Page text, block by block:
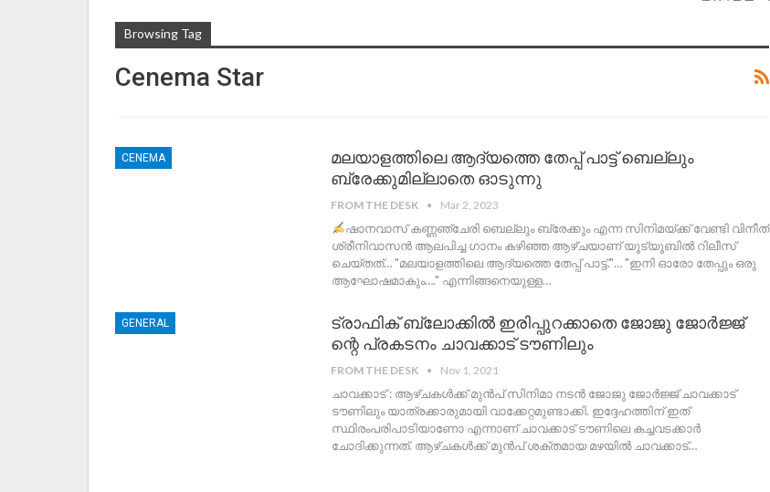
Browsing Tag
Cenema Star
CENEMA
മലയാളത്തിലെ ആദ്യത്തെ തേപ്പ് പാട്ട് ബെല്ലും
ബ്രേക്കുമില്ലാതെ ഓടുന്നു
FROM THE DESK Mar 2, 2023
ഷാനവാസ്‌ കണ്ണഞ്ചേരി ബെല്ലും ബ്രേക്കും എന്ന സിനിമയ്ക്ക് വേണ്ടി വിനീത്
ശ്രീനിവാസൻ ആലപിച്ച ഗാനം കഴിഞ്ഞ ആഴ്ചയാണ് യൂട്യൂബിൽ റിലീസ്
ചെയ്തത്… "മലയാളത്തിലെ ആദ്യത്തെ തേപ്പ് പാട്ട്."… "ഇനി ഓരോ തേപ്പും ഒരു
ആഘോഷമാകും…." എന്നിങ്ങനെയുള്ള…
GENERAL
ട്രാഫിക് ബ്ലോക്കിൽ ഇരിപ്പുറക്കാതെ ജോജു ജോർജ്ജ്
ന്റെ പ്രകടനം ചാവക്കാട് ടൗണിലും
FROM THE DESK Nov 1, 2021
ചാവക്കാട് : ആഴ്ചകൾക്ക് മുൻപ് സിനിമാ നടൻ ജോജു ജോർജ്ജ് ചാവക്കാട്
ടൗണിലും യാത്രക്കാരുമായി വാക്കേറ്റമുണ്ടാക്കി. ഇദ്ദേഹത്തിന് ഇത്
സ്ഥിരംപരിപാടിയാണോ എന്നാണ് ചാവക്കാട് ടൗണിലെ കച്ചവടക്കാർ
ചോദിക്കുന്നത്. ആഴ്ചകൾക്ക് മുൻപ് ശക്തമായ മഴയിൽ ചാവക്കാട്…